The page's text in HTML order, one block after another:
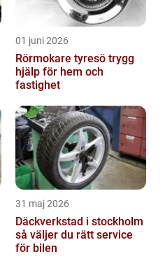
01 juni 2026
Rörmokare tyresö trygg
hjälp för hem och
fastighet
31 maj 2026
Däckverkstad i stockholm
så väljer du rätt service
för bilen